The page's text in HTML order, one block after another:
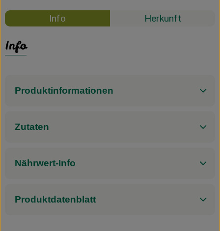
Info Herkunft
Info
Produktinformationen
Zutaten
Nährwert-Info
Produktdatenblatt